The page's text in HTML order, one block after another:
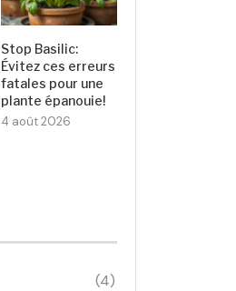
Stop Basilic:
Évitez ces erreurs
fatales pour une
plante épanouie!
4 août 2026
(4)